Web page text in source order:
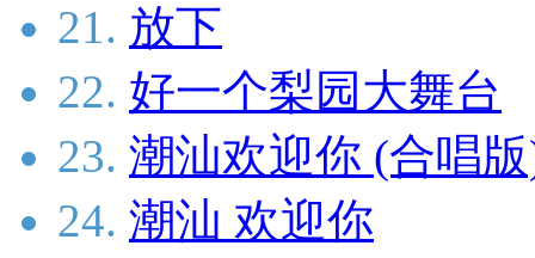
21. 放下
22. 好一个梨园大舞台
23. 潮汕欢迎你 (合唱
24. 潮汕 欢迎你